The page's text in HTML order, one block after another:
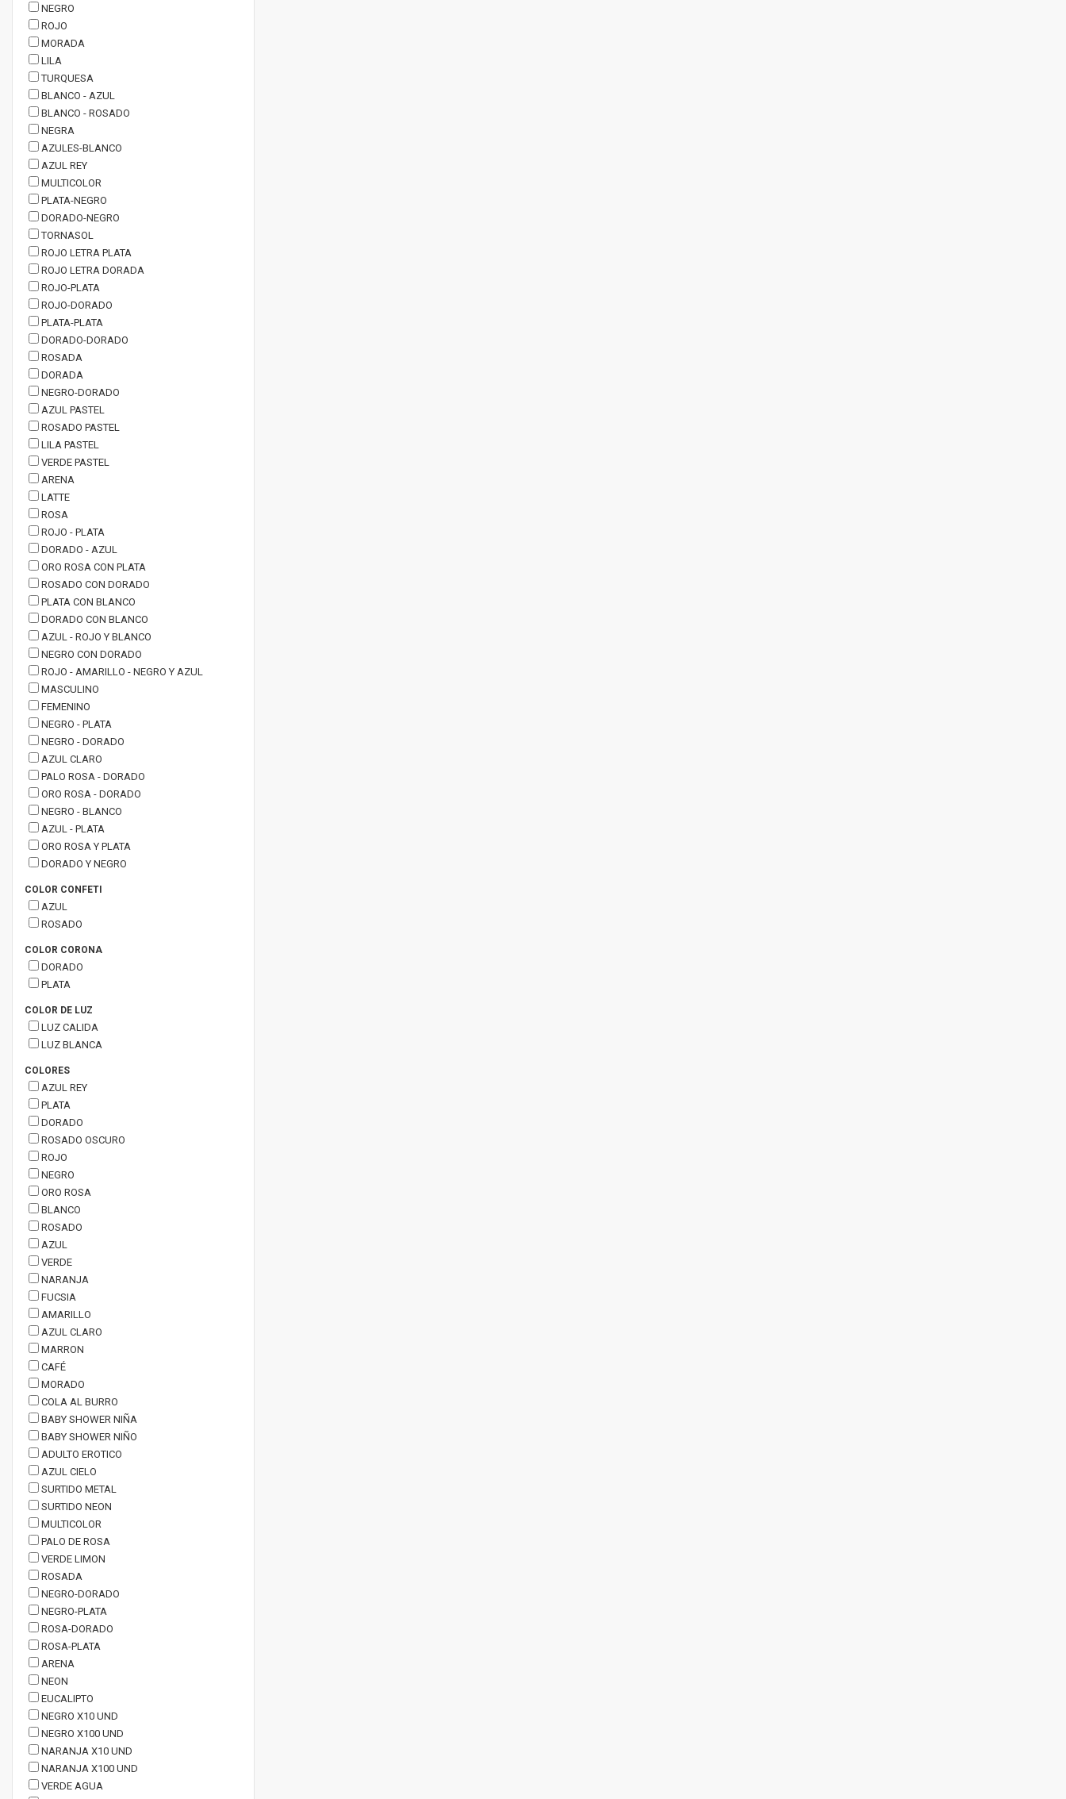
NEGRO
ROJO
MORADA
LILA
TURQUESA
BLANCO - AZUL
BLANCO - ROSADO
NEGRA
AZULES-BLANCO
AZUL REY
MULTICOLOR
PLATA-NEGRO
DORADO-NEGRO
TORNASOL
ROJO LETRA PLATA
ROJO LETRA DORADA
ROJO-PLATA
ROJO-DORADO
PLATA-PLATA
DORADO-DORADO
ROSADA
DORADA
NEGRO-DORADO
AZUL PASTEL
ROSADO PASTEL
LILA PASTEL
VERDE PASTEL
ARENA
LATTE
ROSA
ROJO - PLATA
DORADO - AZUL
ORO ROSA CON PLATA
ROSADO CON DORADO
PLATA CON BLANCO
DORADO CON BLANCO
AZUL - ROJO Y BLANCO
NEGRO CON DORADO
ROJO - AMARILLO - NEGRO Y AZUL
MASCULINO
FEMENINO
NEGRO - PLATA
NEGRO - DORADO
AZUL CLARO
PALO ROSA - DORADO
ORO ROSA - DORADO
NEGRO - BLANCO
AZUL - PLATA
ORO ROSA Y PLATA
DORADO Y NEGRO
COLOR CONFETI
AZUL
ROSADO
COLOR CORONA
DORADO
PLATA
COLOR DE LUZ
LUZ CALIDA
LUZ BLANCA
COLORES
AZUL REY
PLATA
DORADO
ROSADO OSCURO
ROJO
NEGRO
ORO ROSA
BLANCO
ROSADO
AZUL
VERDE
NARANJA
FUCSIA
AMARILLO
AZUL CLARO
MARRON
CAFÉ
MORADO
COLA AL BURRO
BABY SHOWER NIÑA
BABY SHOWER NIÑO
ADULTO EROTICO
AZUL CIELO
SURTIDO METAL
SURTIDO NEON
MULTICOLOR
PALO DE ROSA
VERDE LIMON
ROSADA
NEGRO-DORADO
NEGRO-PLATA
ROSA-DORADO
ROSA-PLATA
ARENA
NEON
EUCALIPTO
NEGRO X10 UND
NEGRO X100 UND
NARANJA X10 UND
NARANJA X100 UND
VERDE AGUA